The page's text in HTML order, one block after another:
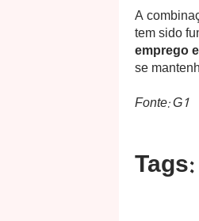
A
tem sido
emprego
se
Fonte: G1
Tags: